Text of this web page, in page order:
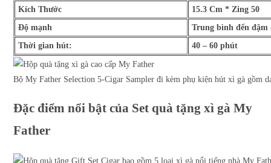
Kích Thước
15.3 Cm * Zing 50
Độ mạnh
Trung bình đến đậm
Thời gian hút:
40 – 60 phút
Bộ My Father Selection 5-Cigar Sampler đi kèm phụ kiện hút xì gà gồm
Đặc điểm nổi bật của Set quà tặng xì gà My
Father